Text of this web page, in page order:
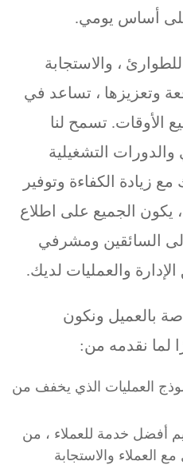
على أساس يومي.
، والاستجابة
وتعزيزها ، تساعد في
الأوقات. تسمح لنا
التشغيلية
زيادة الكفاءة وتوفير
، يكون الجميع على اطلاع
السائقين ومشرفي
والعمليات لديك.
بالعميل ونكون
لما نقدمه من:
العمليات الذي يخفف من
أفضل خدمة للعملاء ، من
العملاء والاستجابة